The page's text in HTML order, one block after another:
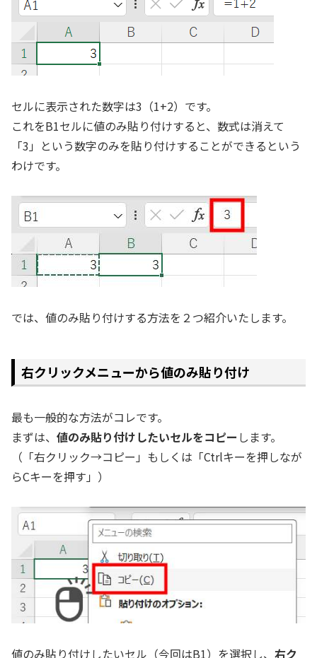
セルに表示された数字は3（1+2）です。
これをB1セルに値のみ貼り付けすると、数式は消えて
「3」という数字のみを貼り付けすることができるという
わけです。
では、値のみ貼り付けする方法を２つ紹介いたします。
右クリックメニューから値のみ貼り付け
最も一般的な方法がコレです。
まずは、 値のみ貼り付けしたいセルをコピー します。
（「右クリック→コピー」もしくは「Ctrlキーを押しなが
らCキーを押す」）
値のみ貼り付けしたいセル（今回はB1）を選択し、 右ク